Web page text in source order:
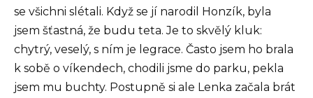
se všichni slétali. Když se jí narodil Honzík, byla
jsem šťastná, že budu teta. Je to skvělý kluk:
chytrý, veselý, s ním je legrace. Často jsem ho brala
k sobě o víkendech, chodili jsme do parku, pekla
jsem mu buchty. Postupně si ale Lenka začala brát